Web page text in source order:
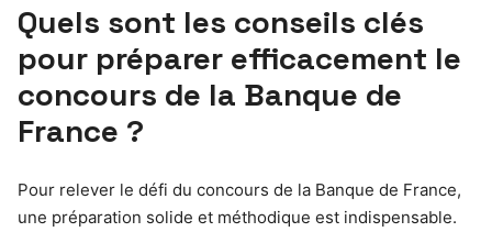
Quels sont les conseils clés
pour préparer efficacement le
concours de la Banque de
France ?
Pour relever le défi du concours de la Banque de France,
une préparation solide et méthodique est indispensable.